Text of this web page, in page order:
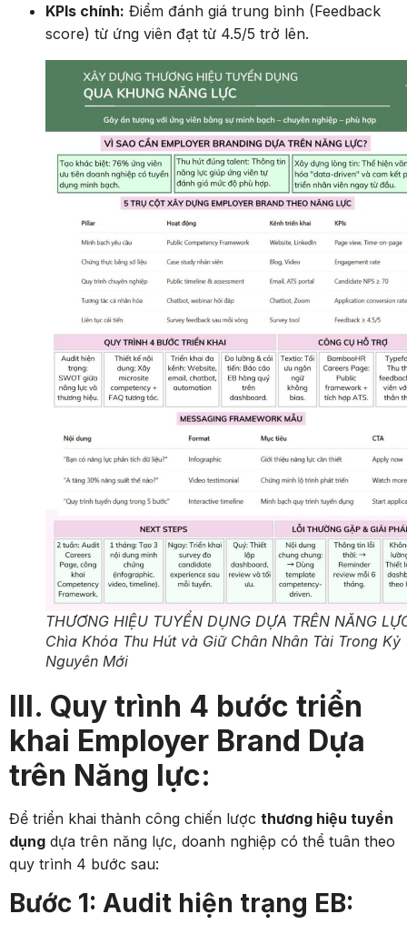
KPIs chính: Điểm đánh giá trung bình (Feedback
score) từ ứng viên đạt từ 4.5/5 trở lên.
THƯƠNG HIỆU TUYỂN DỤNG DỰA TRÊN NĂNG
Chìa Khóa Thu Hút và Giữ Chân Nhân Tài Trong Kỷ
Nguyên Mới
III. Quy trình 4 bước triển
khai Employer Brand Dựa
trên Năng lực:
Để triển khai thành công chiến lược thương hiệu tuyển
dụng dựa trên năng lực, doanh nghiệp có thể tuân theo
quy trình 4 bước sau:
Bước 1: Audit hiện trạng EB: